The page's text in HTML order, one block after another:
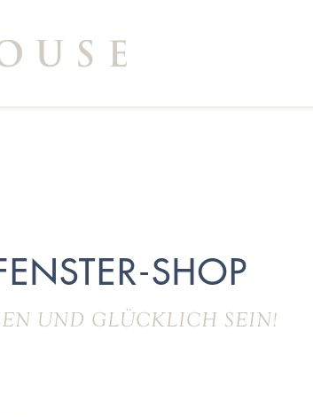
SHOP
UND GLÜCKLICH SEIN!